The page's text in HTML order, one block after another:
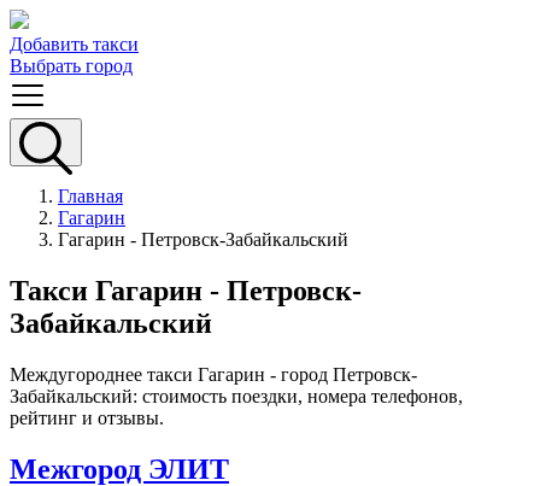
Добавить такси
Выбрать город
Главная
Гагарин
Гагарин - Петровск-Забайкальский
Такси Гагарин - Петровск-
Забайкальский
Междугороднее такси Гагарин - город Петровск-
Забайкальский: стоимость поездки, номера телефонов,
рейтинг и отзывы.
Межгород ЭЛИТ